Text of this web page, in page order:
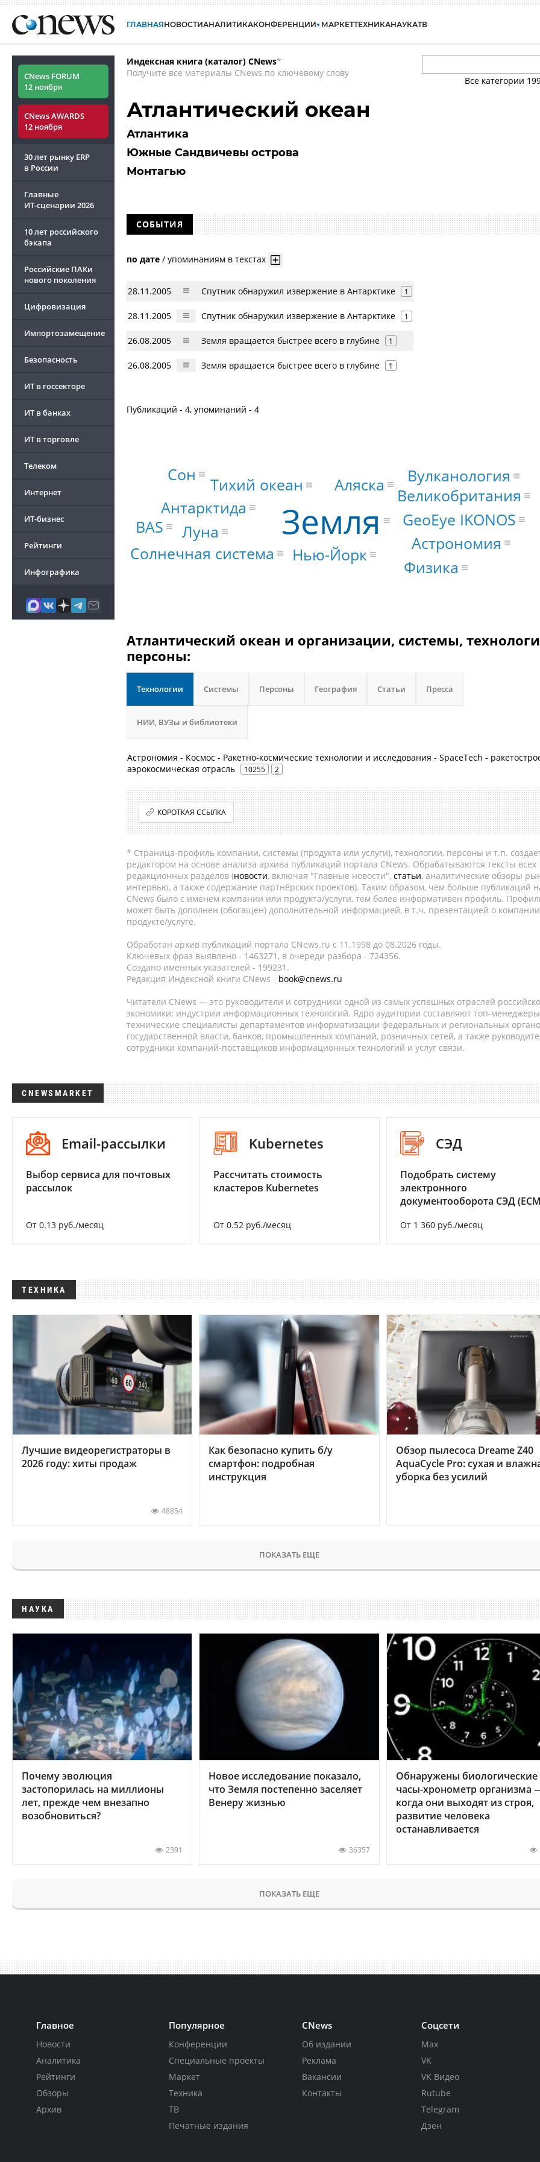
ГЛАВНАЯНОВОСТИАНАЛИТИКАКОНФЕРЕНЦИИ МАРКЕТТЕХНИКАНАУКАТВ
CNews FORUM
12 ноября
CNews AWARDS
12 ноября
30 лет рынку ERP
в России
Главные
ИТ-сценарии 2026
10 лет российского
бэкапа
Российские ПАКи
нового поколения
Цифровизация
Импортозамещение
Безопасность
ИТ в госсекторе
ИТ в банках
ИТ в торговле
Телеком
Интернет
ИТ-бизнес
Рейтинги
Инфографика
Индексная книга (каталог) CNews*
Получите все материалы CNews по ключевому слову
Все категории
Атлантический океан
Атлантика
Южные Сандвичевы острова
Монтагью
СОБЫТИЯ
по дате / упоминаниям в текстах
28.11.2005 Спутник обнаружил извержение в Антарктике 1
28.11.2005 Спутник обнаружил извержение в Антарктике 1
26.08.2005 Земля вращается быстрее всего в глубине 1
26.08.2005 Земля вращается быстрее всего в глубине 1
Публикаций - 4, упоминаний - 4
Земля Астрономия
GeoEye IKONOS
Великобритания
Аляска
Тихий океан
Антарктида
Луна
Солнечная система
Нью-Йорк
Вулканология
Сон
Физика
BAS
Атлантический океан и организации, системы,
персоны:
Технологии Системы Персоны География Статьи Пресса
НИИ, ВУЗы и библиотеки
Астрономия - Космос - Ракетно-космические технологии и исследования - SpaceTech -
аэрокосмическая отрасль
10255 2
КОРОТКАЯ ССЫЛКА
* Страница-профиль компании, системы (продукта или услуги), технологии, персоны и т.п.
редактором на основе анализа архива публикаций портала CNews. Обрабатываются тексты всех
редакционных разделов (новости, включая "Главные новости", статьи, аналитические обзоры
интервью, а также содержание партнёрских проектов). Таким образом, чем больше публикаций
CNews было с именем компании или продукта/услуги, тем более информативен профиль.
может быть дополнен (обогащен) дополнительной информацией, в т.ч. презентацией о
продукте/услуге.
Обработан архив публикаций портала CNews.ru c 11.1998 до 08.2026 годы.
Ключевых фраз выявлено - 1463271, в очереди разбора - 724356.
Создано именных указателей - 199231.
Редакция Индексной книги CNews - book@cnews.ru
Читатели CNews — это руководители и сотрудники одной из самых успешных отраслей
экономики: индустрии информационных технологий. Ядро аудитории составляют топ-
технические специалисты департаментов информатизации федеральных и региональных
государственной власти, банков, промышленных компаний, розничных сетей, а также
сотрудники компаний-поставщиков информационных технологий и услуг связи.
CNEWSMARKET
Email-рассылки
Выбор сервиса для почтовых
рассылок
От 0.13 руб./месяц
Kubernetes
Рассчитать стоимость
кластеров Kubernetes
От 0.52 руб./месяц
СЭД
Подобрать систему
электронного
документооборота СЭД
От 1 360 руб./месяц
ТЕХНИКА
Лучшие видеорегистраторы в
2026 году: хиты продаж
48854
Как безопасно купить б/у
смартфон: подробная
инструкция
Обзор пылесоса Dreame Z40
AquaCycle Pro: сухая и
уборка без усилий
ПОКАЗАТЬ ЕЩЕ
НАУКА
Почему эволюция
застопорилась на миллионы
лет, прежде чем внезапно
возобновиться?
2391
Новое исследование показало,
что Земля постепенно заселяет
Венеру жизнью
36357
Обнаружены биологические
часы-хронометр организма
когда они выходят из строя,
развитие человека
останавливается
ПОКАЗАТЬ ЕЩЕ
Главное
Новости
Аналитика
Рейтинги
Обзоры
Архив
Популярное
Конференции
Специальные проекты
Маркет
Техника
ТВ
Печатные издания
CNews
Об издании
Реклама
Вакансии
Контакты
Соцсети
Max
VK
VK Видео
Rutube
Telegram
Дзен